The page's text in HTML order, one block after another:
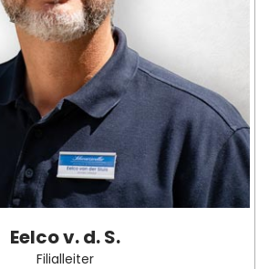
Eelco v. d. S.
Filialleiter